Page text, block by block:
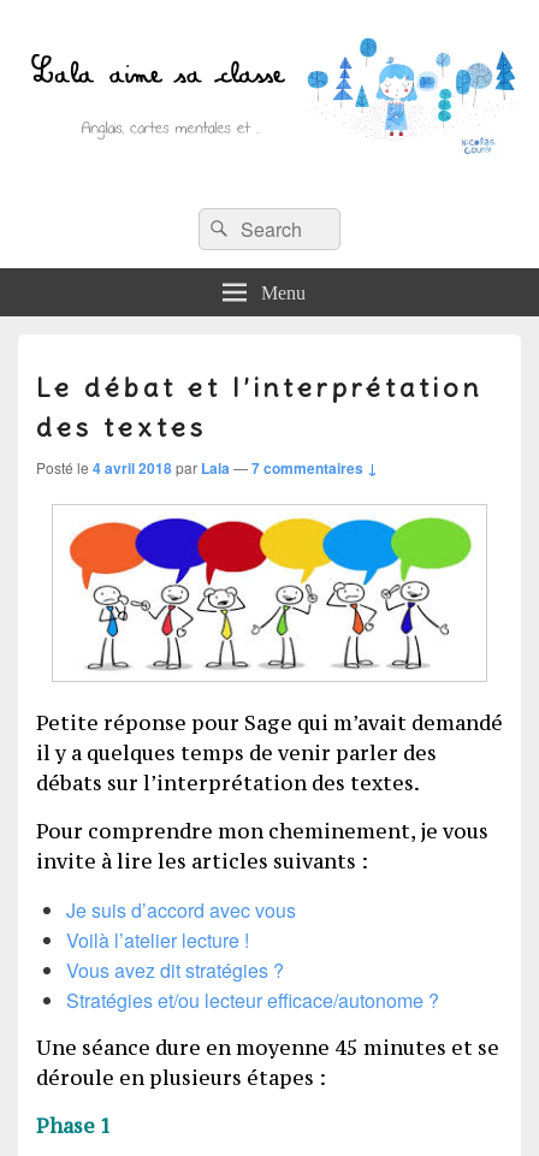
Lala aime sa classe
Anglais, cartes mentales et ….Recherche :
Rechercher
Menu
Le débat et l’interprétation
des textes
Posté le 4 avril 2018par Lala—7 commentaires ↓
Petite réponse pour Sage qui m’avait demandé
il y a quelques temps de venir parler des
débats sur l’interprétation des textes.
Pour comprendre mon cheminement, je vous
invite à lire les articles suivants :
Je suis d’accord avec vous
Voilà l’atelier lecture !
Vous avez dit stratégies ?
Stratégies et/ou lecteur efficace/autonome ?
Une séance dure en moyenne 45 minutes et se
déroule en plusieurs étapes :
Phase 1